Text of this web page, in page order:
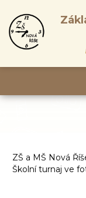
ZŠ a MŠ Nová
Školní turnaj ve